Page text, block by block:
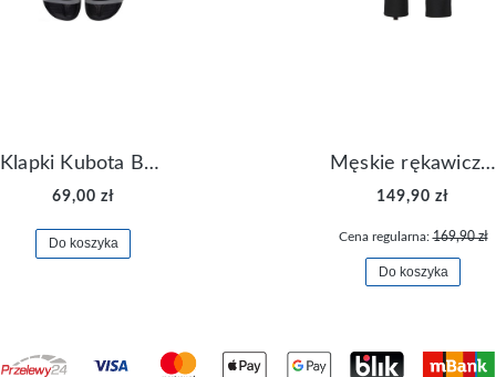
Klapki Kubota Basenowe Gel Czarne
69,00 zł
Do koszyka
Męskie rękawiczki Nike Dri-FIT Lightweight Gloves N.RG.M0.082
149,90 zł
Cena regularna:169,90 zł
Do koszyka